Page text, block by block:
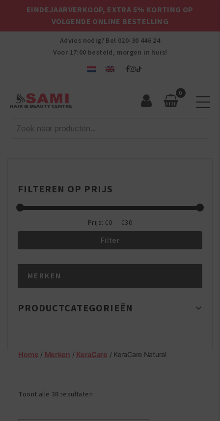
EINDEJAARVERKOOP, EXTRA 5% KORTING OP
VOLGENDE ONLINE BESTELLING
Advies nodig? Bel 020-30 446 24
Voor 17:00 besteld, morgen in huis!
Afro
Hair
0
FILTEREN OP PRIJS
Filter
Prijs: €0 — €30
MERKEN
PRODUCTCATEGORIEËN
Home / Merken / KeraCare / KeraCare Natural
Toont alle 38 resultaten